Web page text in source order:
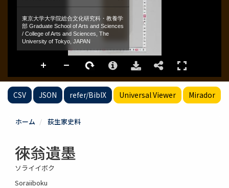
CSV JSON refer/BibIX Universal Viewer Mirador
ホーム 荻生家史料
徠翁遺墨
ソライイボク
Soraiiboku